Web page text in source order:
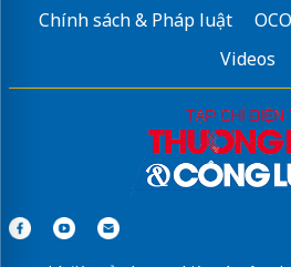
Chính sách & Pháp luật
Videos